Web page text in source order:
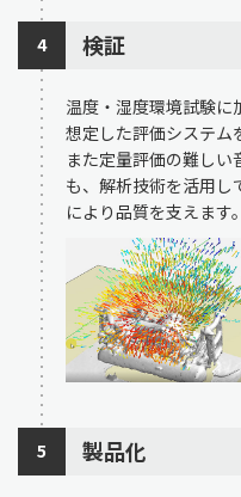
4 検証
温度・湿度環境試験に
想定した評価システム
また定量評価の難し
も、解析技術を活用し
により品質を支えます。
5 製品化